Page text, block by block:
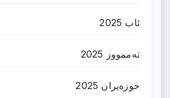
ئاب 2025
تەممووز 2025
حوزه‌یران 2025